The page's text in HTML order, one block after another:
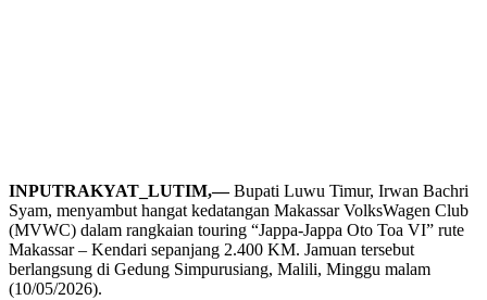
INPUTRAKYAT_LUTIM,—Bupati Luwu Timur, Irwan Bachri
Syam, menyambut hangat kedatangan Makassar VolksWagen Club
(MVWC) dalam rangkaian touring “Jappa-Jappa Oto Toa VI” rute
Makassar – Kendari sepanjang 2.400 KM. Jamuan tersebut
berlangsung di Gedung Simpurusiang, Malili, Minggu malam
(10/05/2026).